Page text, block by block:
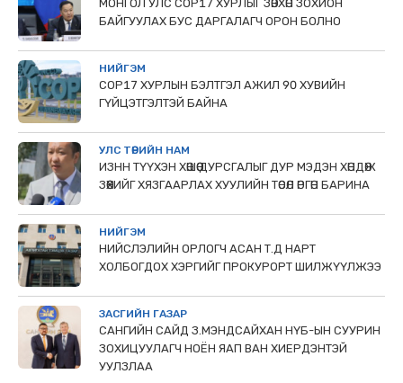
МОНГОЛ УЛС СОР17 ХУРЛЫГ ЗӨВХӨН ЗОХИОН
БАЙГУУЛАХ БУС ДАРГАЛАГЧ ОРОН БОЛНО
НИЙГЭМ
COP17 ХУРЛЫН БЭЛТГЭЛ АЖИЛ 90 ХУВИЙН
ГҮЙЦЭТГЭЛТЭЙ БАЙНА
УЛС ТӨРИЙН НАМ
ИЗНН ТҮҮХЭН ХӨШӨӨ ДУРСГАЛЫГ ДУР МЭДЭН ХӨНДӨЖ
ЗӨӨХИЙГ ХЯЗГААРЛАХ ХУУЛИЙН ТӨСӨЛ ӨРГӨН БАРИНА
НИЙГЭМ
НИЙСЛЭЛИЙН ОРЛОГЧ АСАН Т.Д НАРТ
ХОЛБОГДОХ ХЭРГИЙГ ПРОКУРОРТ ШИЛЖҮҮЛЖЭЭ
ЗАСГИЙН ГАЗАР
САНГИЙН САЙД З.МЭНДСАЙХАН НҮБ-ЫН СУУРИН
ЗОХИЦУУЛАГЧ НОЁН ЯАП ВАН ХИЕРДЭНТЭЙ
УУЛЗЛАА